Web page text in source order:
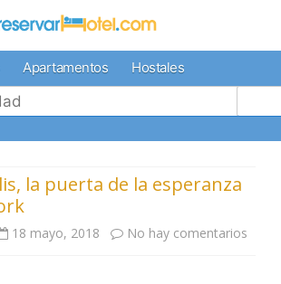
Apartamentos Hostales
la puerta de la esperanza
18 mayo, 2018 No hay comentarios